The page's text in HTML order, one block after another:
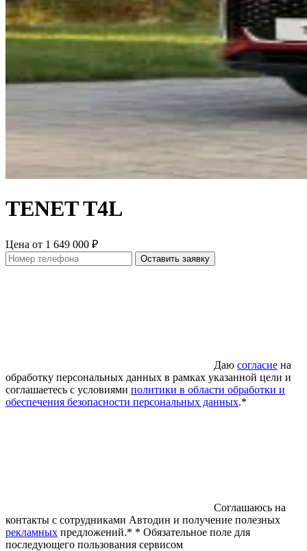
TENET T4L
Цена от 1 649 000 ₽
Оставить заявку
Даю согласие на
обработку персональных данных в рамках указанной цели и
соглашаетесь c условиями политики в области обработки и
обеспечения безопасности персональных данных.*
Соглашаюсь на
контакты с сотрудниками Автодин и получение полезных
рекламных предложений.* * Обязательное поле для
последующего пользования сервисом